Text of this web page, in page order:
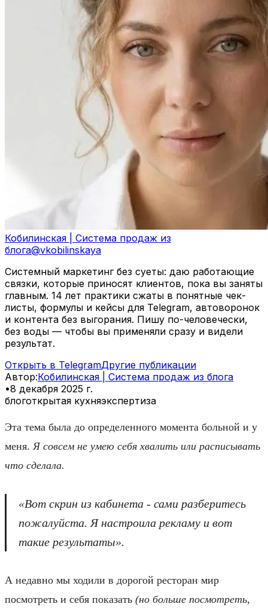
Кобилинская | Система продаж из
блога@vkobilinskaya
Системный маркетинг без суеты: даю работающие
связки, которые приносят клиентов, пока вы заняты
главным. 14 лет практики сжаты в понятные чек-
листы, формулы и кейсы для Telegram, автоворонок
и контента без выгорания. Пишу по-человечески,
без воды — чтобы вы применяли сразу и видели
результат.
Открыть в TelegramДругие публикации
Автор:Кобилинская | Система продаж из блога
•8 декабря 2025 г.
блоготкрытая кухняэкспертиза
Эта тема была до определенного момента больной и у
меня. Я совсем не умею себя хвалить или расписывать
что сделала.
«Вот скрин из кабинета - сами разберитесь
пожалуйста. Я настроила рекламу и вот
такие результаты».
А недавно мы ходили в дорогой ресторан мир
посмотреть и себя показать (но больше посмотреть,